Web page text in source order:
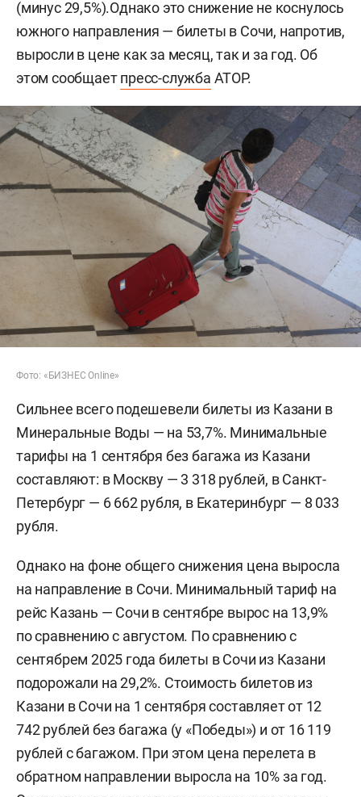
(минус 29,5%).Однако это снижение не коснулось
южного направления — билеты в Сочи, напротив,
выросли в цене как за месяц, так и за год. Об
этом сообщаетпресс-служба АТОР.
Фото: «БИЗНЕС Online»
Сильнее всего подешевели билеты из Казани в
Минеральные Воды — на 53,7%. Минимальные
тарифы на 1 сентября без багажа из Казани
составляют: в Москву — 3 318 рублей, в Санкт-
Петербург — 6 662 рубля, в Екатеринбург — 8 033
рубля.
Однако на фоне общего снижения цена выросла
на направление в Сочи. Минимальный тариф на
рейс Казань — Сочи в сентябре вырос на 13,9%
по сравнению с августом. По сравнению с
сентябрем 2025 года билеты в Сочи из Казани
подорожали на 29,2%. Стоимость билетов из
Казани в Сочи на 1 сентября составляет от 12
742 рублей без багажа (у «Победы») и от 16 119
рублей с багажом. При этом цена перелета в
обратном направлении выросла на 10% за год.